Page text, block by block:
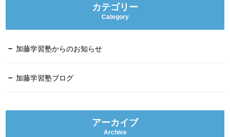
カテゴリー
Category
加藤学習塾からのお知らせ
加藤学習塾ブログ
アーカイブ
Archive